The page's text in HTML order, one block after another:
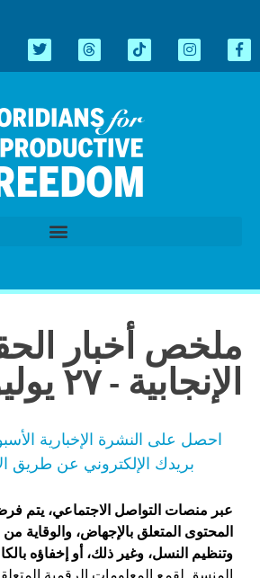
ملخص أخبار
الإنجابية - ٢٧ يوليو ٢٠٢٥
احصل على النشرة الإخبارية
بريدك الإلكتروني عن طريق
عبر منصات التواصل الاجتماعي، يتم
المحتوى المتعلق بالإجهاض، والوقاية
وتنظيم النسل، وغير ذلك، أو إخفاؤه